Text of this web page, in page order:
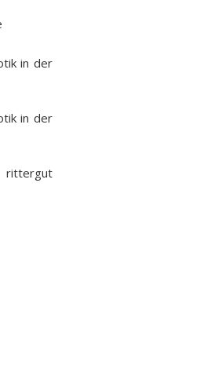
in der
in der
rittergut